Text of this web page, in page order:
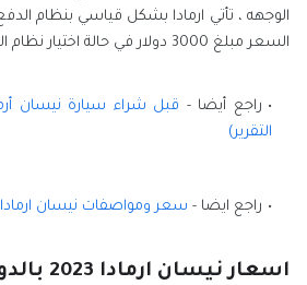
السعر مبلغ 3000 دولار في حالة اختيار نظام الدفع الرباعي (AWD).
راجع أيضا -
التقرير)
راجع ايضا - سعر ومواصفات نيسان ارمادا 2022
اسعار نيسان ارمادا 2023 بالدولار